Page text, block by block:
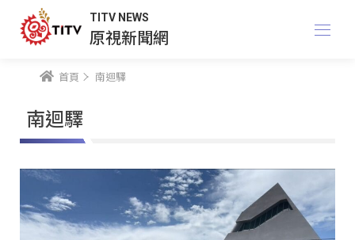
TITV NEWS
原視新聞網
首頁 南迴驛
南迴驛